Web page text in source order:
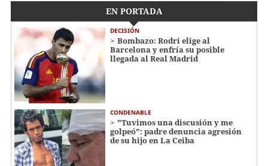
EN PORTADA
DECISIÓN
Bombazo: Rodri elige al
Barcelona y enfría su posible
llegada al Real Madrid
CONDENABLE
"Tuvimos una discusión y me
golpeó": padre denuncia agresión
de su hijo en La Ceiba